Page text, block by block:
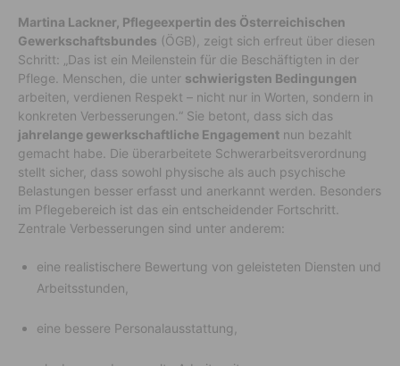
Martina Lackner, Pflegeexpertin des Österreichischen
Gewerkschaftsbundes (ÖGB), zeigt sich erfreut über diesen
Schritt: „Das ist ein Meilenstein für die Beschäftigten in der
Pflege. Menschen, die unter schwierigsten Bedingungen
arbeiten, verdienen Respekt – nicht nur in Worten, sondern in
konkreten Verbesserungen.“ Sie betont, dass sich das
jahrelange gewerkschaftliche Engagement nun bezahlt
gemacht habe. Die überarbeitete Schwerarbeitsverordnung
stellt sicher, dass sowohl physische als auch psychische
Belastungen besser erfasst und anerkannt werden. Besonders
im Pflegebereich ist das ein entscheidender Fortschritt.
Zentrale Verbesserungen sind unter anderem:
eine realistischere Bewertung von geleisteten Diensten und
Arbeitsstunden,
eine bessere Personalausstattung,